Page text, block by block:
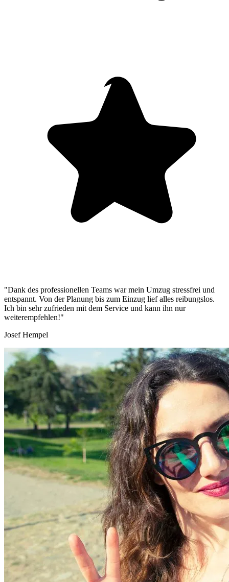
"Dank des professionellen Teams war mein Umzug stressfrei und
entspannt. Von der Planung bis zum Einzug lief alles reibungslos.
Ich bin sehr zufrieden mit dem Service und kann ihn nur
weiterempfehlen!"
Josef Hempel